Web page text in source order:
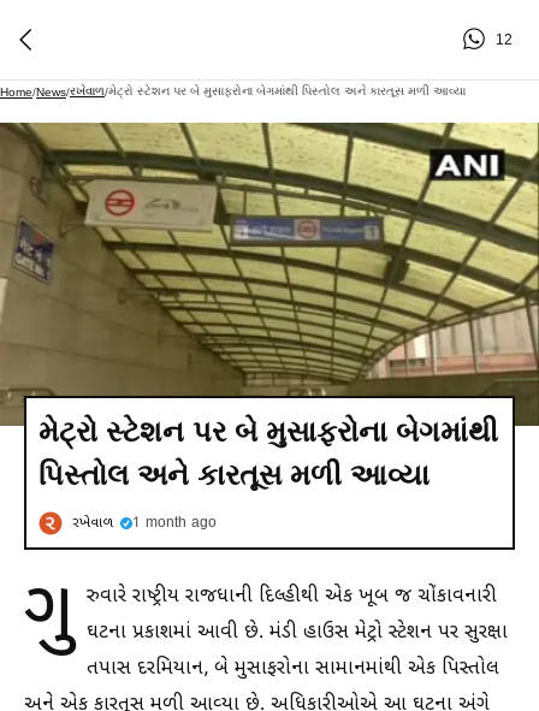
12
Home/News/રખેવાળ/મેટ્રો સ્ટેશન પર બે મુસાફરોના બેગમાંથી પિસ્તોલ અને કારતૂસ મળી આવ્યા
મેટ્રો સ્ટેશન પર બે મુસાફરોના બેગમાંથી
પિસ્તોલ અને કારતૂસ મળી આવ્યા
રખેવાળ 1 month ago
ગુ રુવારે રાષ્ટ્રીય રાજધાની દિલ્હીથી એક ખૂબ જ ચોંકાવનારી
ઘટના પ્રકાશમાં આવી છે. મંડી હાઉસ મેટ્રો સ્ટેશન પર સુરક્ષા
તપાસ દરમિયાન, બે મુસાફરોના સામાનમાંથી એક પિસ્તોલ
અને એક કારતૂસ મળી આવ્યા છે. અધિકારીઓએ આ ઘટના અંગે